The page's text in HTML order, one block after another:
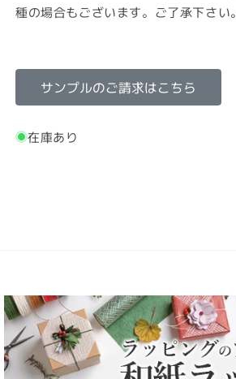
種の場合もございます。ご了承下さい。
サンプルのご請求はこちら
在庫あり